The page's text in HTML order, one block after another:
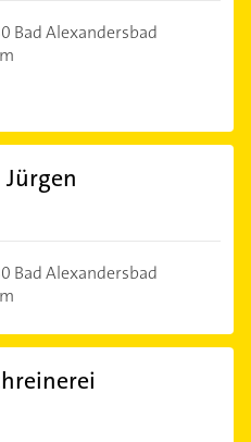
Bad Alexandersbad
Bad Alexandersbad